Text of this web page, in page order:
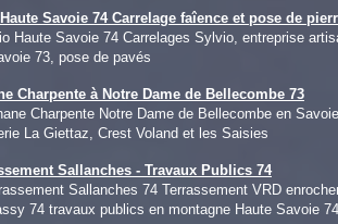
Savoie 74 Carrelage faîence et pose de
Haute Savoie 74 Carrelages Sylvio, entreprise
73, pose de pavés
Charpente à Notre Dame de Bellecombe 73
Charpente Notre Dame de Bellecombe en
La Giettaz, Crest Voland et les Saisies
Sallanches - Travaux Publics 74
Sallanches 74 Terrassement VRD
74 travaux publics en montagne Haute Savoie 74